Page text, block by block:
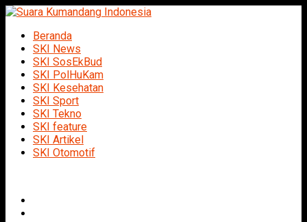
Beranda
SKI News
SKI SosEkBud
SKI PolHuKam
SKI Kesehatan
SKI Sport
SKI Tekno
SKI feature
SKI Artikel
SKI Otomotif